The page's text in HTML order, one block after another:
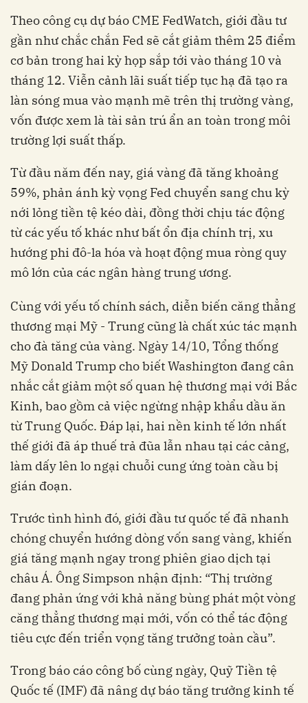
Theo công cụ dự báo CME FedWatch, giới đầu tư
gần như chắc chắn Fed sẽ cắt giảm thêm 25 điểm
cơ bản trong hai kỳ họp sắp tới vào tháng 10 và
tháng 12. Viễn cảnh lãi suất tiếp tục hạ đã tạo ra
làn sóng mua vào mạnh mẽ trên thị trường vàng,
vốn được xem là tài sản trú ẩn an toàn trong môi
trường lợi suất thấp.
Từ đầu năm đến nay, giá vàng đã tăng khoảng
59%, phản ánh kỳ vọng Fed chuyển sang chu kỳ
nới lỏng tiền tệ kéo dài, đồng thời chịu tác động
từ các yếu tố khác như bất ổn địa chính trị, xu
hướng phi đô-la hóa và hoạt động mua ròng quy
mô lớn của các ngân hàng trung ương.
Cùng với yếu tố chính sách, diễn biến căng thẳng
thương mại Mỹ - Trung cũng là chất xúc tác mạnh
cho đà tăng của vàng. Ngày 14/10, Tổng thống
Mỹ Donald Trump cho biết Washington đang cân
nhắc cắt giảm một số quan hệ thương mại với Bắc
Kinh, bao gồm cả việc ngừng nhập khẩu dầu ăn
từ Trung Quốc. Đáp lại, hai nền kinh tế lớn nhất
thế giới đã áp thuế trả đũa lẫn nhau tại các cảng,
làm dấy lên lo ngại chuỗi cung ứng toàn cầu bị
gián đoạn.
Trước tình hình đó, giới đầu tư quốc tế đã nhanh
chóng chuyển hướng dòng vốn sang vàng, khiến
giá tăng mạnh ngay trong phiên giao dịch tại
châu Á. Ông Simpson nhận định: “Thị trường
đang phản ứng với khả năng bùng phát một vòng
căng thẳng thương mại mới, vốn có thể tác động
tiêu cực đến triển vọng tăng trưởng toàn cầu”.
Trong báo cáo công bố cùng ngày, Quỹ Tiền tệ
Quốc tế (IMF) đã nâng dự báo tăng trưởng kinh tế